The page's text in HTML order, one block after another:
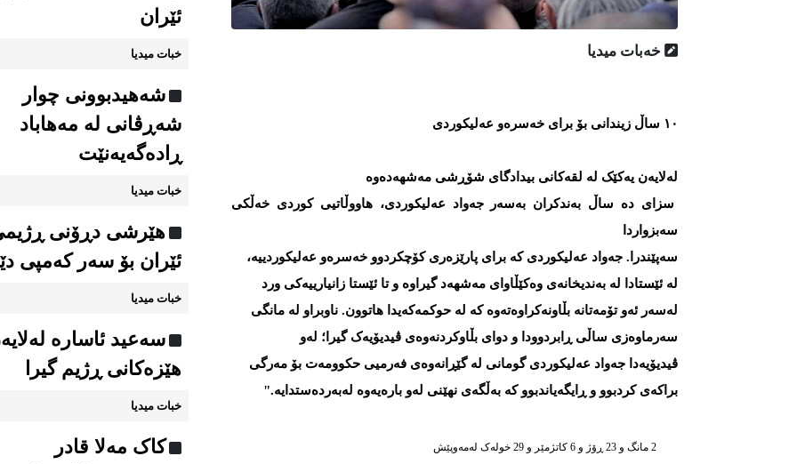
خەبات میدیا
١٠ ساڵ زیندانی بۆ برای خەسرەو عەلیکوردی
لەلایەن یەکێک لە لقەکانی بیدادگای شۆڕشی مەشهەدەوە
سزای دە ساڵ بەندکران بەسەر جەواد عەلیکوردی، هاووڵاتیی کوردی خەڵکی
سەبزواردا
سەپێندرا. جەواد عەلیکوردی کە برای پارێزەری کۆچکردوو خەسرەو عەلیکوردییە،
لە ئێستادا لە بەندیخانەی وەکێڵاوای مەشهەد گیراوە و تا ئێستا زانیارییەکی ورد
لەسەر ئەو تۆمەتانە بڵاونەکراوەتەوە کە لە حوکمەکەیدا هاتوون. ناوبراو لە مانگی
سەرماوەزی ساڵی ڕابردوودا و دوای بڵاوکردنەوەی ڤیدیۆیەک گیرا؛ لەو
ڤیدیۆیەدا جەواد عەلیکوردی گومانی لە گێڕانەوەی فەرمیی حکوومەت بۆ مەرگی
براکەی کردبوو و ڕایگەیاندبوو کە بەڵگەی نهێنی لەو بارەیەوە لەبەردەستدایە."
2 مانگ و 23 ڕۆژ و 6 کاتژمێر و 29 خوله‌ک له‌مه‌وپێش‌
ئێران
خبات میدیا
شەهیدبوونی چوار
شەڕڤانی لە مەهاباد
ڕادەگەیەنێت
خبات میدیا
هێرشی دڕۆنی
ئێران بۆ سەر کەمپی
خبات میدیا
سەعید ئاسارە
هێزەکانی ڕژیم گیرا
خبات میدیا
کاک مەلا قادر